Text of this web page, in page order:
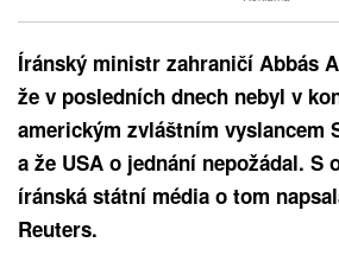
Íránský ministr zahraničí Abbás
že v posledních dnech nebyl v
americkým zvláštním vyslancem
a že USA o jednání nepožádal. S
íránská státní média o tom
Reuters.